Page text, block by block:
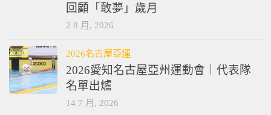
棒球》陳金鋒重返道奇球場開球 感性
回顧「敢夢」歲月
2026名古屋亞運
2026愛知名古屋亞州運動會｜代表隊
名單出爐